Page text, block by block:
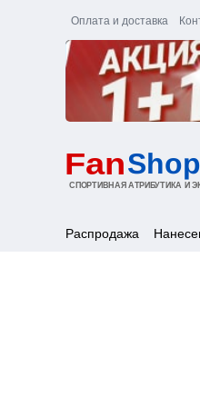
Оплата и доставка
Распродажа